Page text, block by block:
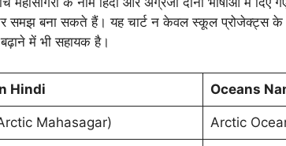
समझ बना सकते हैं। यह चार्ट न केवल स्कूल प्रोजेक्ट्स के
में भी सहायक है।
Hindi Oceans
Mahasagar) Arctic